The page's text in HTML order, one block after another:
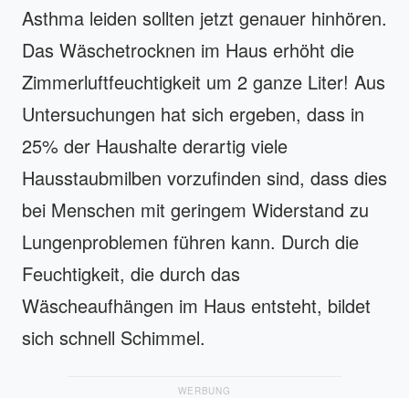
Asthma leiden sollten jetzt genauer hinhören.
Das Wäschetrocknen im Haus erhöht die
Zimmerluftfeuchtigkeit um 2 ganze Liter! Aus
Untersuchungen hat sich ergeben, dass in
25% der Haushalte derartig viele
Hausstaubmilben vorzufinden sind, dass dies
bei Menschen mit geringem Widerstand zu
Lungenproblemen führen kann. Durch die
Feuchtigkeit, die durch das
Wäscheaufhängen im Haus entsteht, bildet
sich schnell Schimmel.
WERBUNG